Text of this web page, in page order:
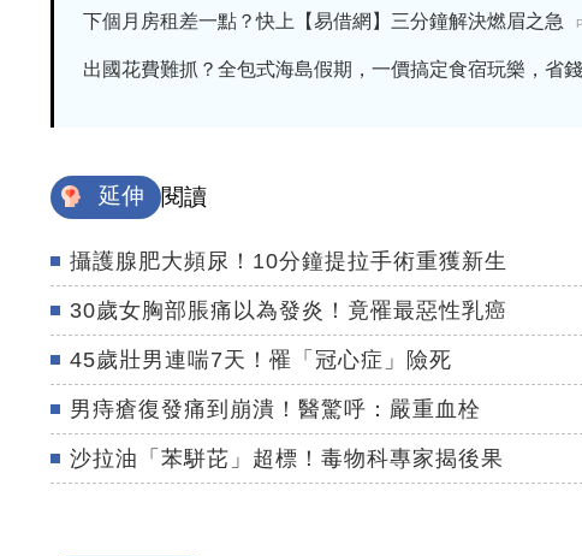
下個月房租差一點？快上【易借網】三分鐘解決燃眉之急
出國花費難抓？全包式海島假期，一價搞定食宿玩樂，省
延伸 閱讀
攝護腺肥大頻尿！10分鐘提拉手術重獲新生
30歲女胸部脹痛以為發炎！竟罹最惡性乳癌
45歲壯男連喘7天！罹「冠心症」險死
男痔瘡復發痛到崩潰！醫驚呼：嚴重血栓
沙拉油「苯駢芘」超標！毒物科專家揭後果